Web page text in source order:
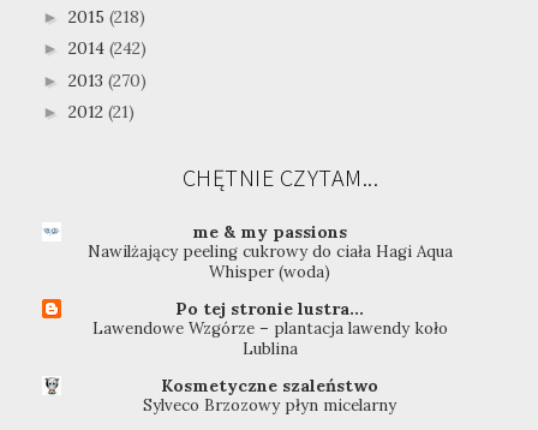
► 2015 (218)
► 2014 (242)
► 2013 (270)
► 2012 (21)
CHĘTNIE CZYTAM...
me & my passions
Nawilżający peeling cukrowy do ciała Hagi Aqua
Whisper (woda)
Po tej stronie lustra...
Lawendowe Wzgórze – plantacja lawendy koło
Lublina
Kosmetyczne szaleństwo
Sylveco Brzozowy płyn micelarny